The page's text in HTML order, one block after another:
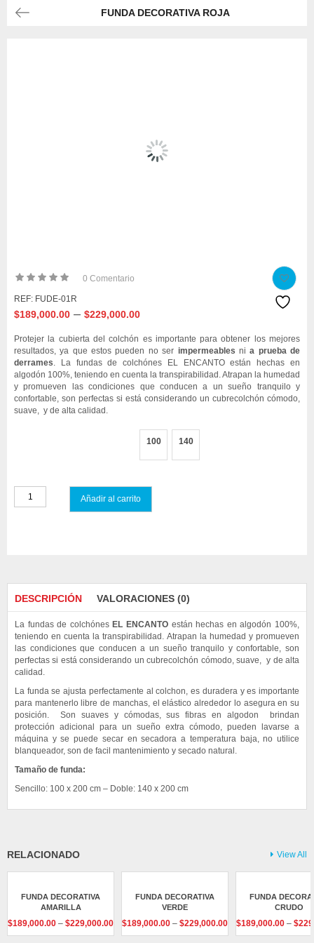
FUNDA DECORATIVA ROJA
0 Comentario
REF: FUDE-01R
$189,000.00 – $229,000.00Price
$189,000.00
through
$229,000.00
Protejer la cubierta del colchón es importante para obtener los mejores
resultados, ya que estos pueden no ser impermeables nia prueba de
derrames. La fundas de colchónes EL ENCANTO están hechas en
algodón 100%, teniendo en cuenta la transpirabilidad. Atrapan la humedad
y promueven las condiciones que conducen a un sueño tranquilo y
confortable, son perfectas si está considerando un cubrecolchón cómodo,
suave, y de alta calidad.
100 140
Añadir al carrito
DESCRIPCIÓN VALORACIONES (0)
La fundas de colchónes EL ENCANTO están hechas en algodón 100%,
teniendo en cuenta la transpirabilidad. Atrapan la humedad y promueven
las condiciones que conducen a un sueño tranquilo y confortable, son
perfectas si está considerando un cubrecolchón cómodo, suave, y de alta
calidad.
La funda se ajusta perfectamente al colchon, es duradera y es importante
para mantenerlo libre de manchas, el elástico alrededor lo asegura en su
posición. Son suaves y cómodas, sus fibras en algodon brindan
protección adicional para un sueño extra cómodo, pueden lavarse a
máquina y se puede secar en secadora a temperatura baja, no utilice
blanqueador, son de facil mantenimiento y secado natural.
Tamaño de funda:
Sencillo: 100 x 200 cm – Doble: 140 x 200 cm
No hay valoraciones aún.
RELACIONADO View All
FUNDA DECORATIVA
AMARILLA
$189,000.00 – $229,000.00Price
range:
FUNDA DECORATIVA
VERDE
$189,000.00 – $229,000.00Price
range:
FUNDA
CRUDO
$189,000.00 – $